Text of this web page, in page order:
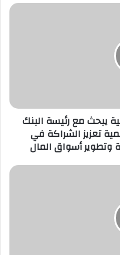
يبحث مع رئيسة البنك
تعزيز الشراكة في
وتطوير أسواق المال